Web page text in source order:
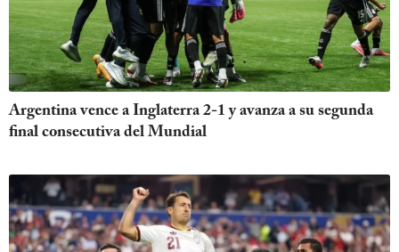
Argentina vence a Inglaterra 2-1 y avanza a su segunda
final consecutiva del Mundial